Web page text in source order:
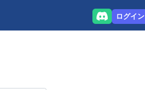
ログイン